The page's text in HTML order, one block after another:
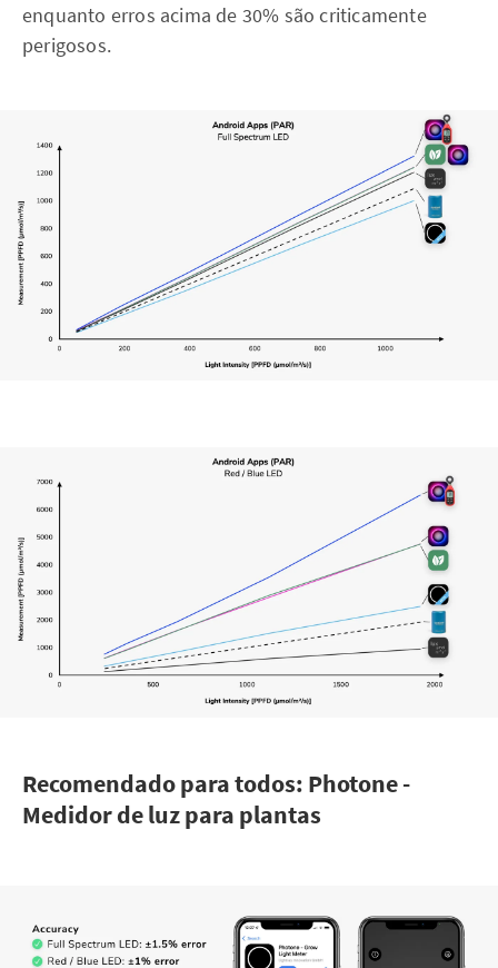
enquanto erros acima de 30% são criticamente
perigosos.
Recomendado para todos: Photone -
Medidor de luz para plantas